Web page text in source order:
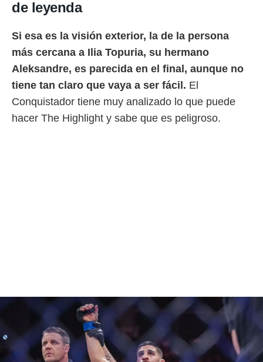
utilizar
uso de
contenido
medir el
mediante
publicidad
de leyenda
Si esa es la visión exterior, la de la persona
más cercana a Ilia Topuria, su hermano
Aleksandre, es parecida en el final, aunque no
tiene tan claro que vaya a ser fácil. El
Conquistador tiene muy analizado lo que puede
hacer The Highlight y sabe que es peligroso.